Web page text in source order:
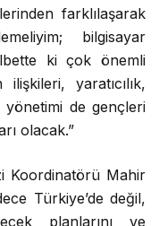
farklılaşarak
bilgisayar
ki çok önemli
yaratıcılık,
de gençleri
olacak.”
Koordinatörü Mahir
Türkiye’de değil,
planlarını ve